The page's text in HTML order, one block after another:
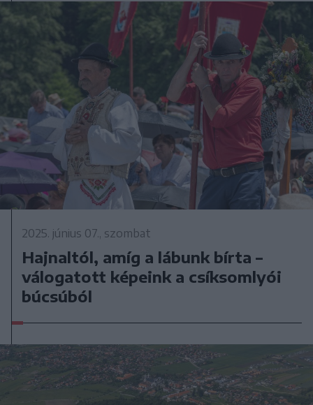
2025. június 07., szombat
Hajnaltól, amíg a lábunk bírta –
válogatott képeink a csíksomlyói
búcsúból